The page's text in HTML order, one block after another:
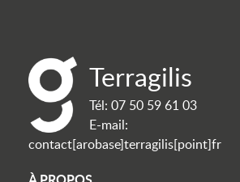
Terragilis
Tél: 07 50 59 61 03
E-mail:
contact[arobase]terragilis[point]fr